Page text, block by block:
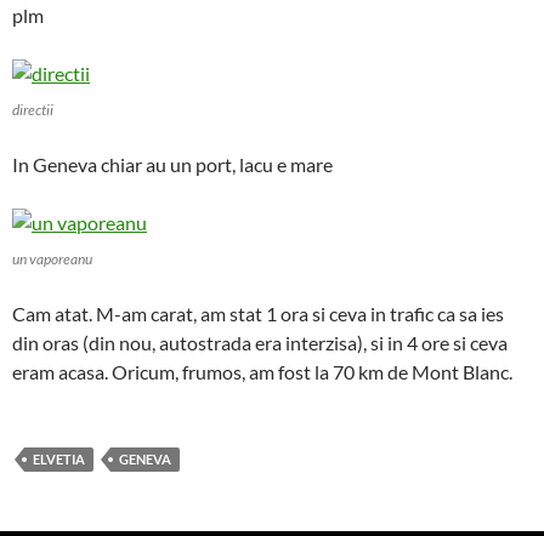
plm
directii
In Geneva chiar au un port, lacu e mare
un vaporeanu
Cam atat. M-am carat, am stat 1 ora si ceva in trafic ca sa ies
din oras (din nou, autostrada era interzisa), si in 4 ore si ceva
eram acasa. Oricum, frumos, am fost la 70 km de Mont Blanc.
ELVETIA GENEVA